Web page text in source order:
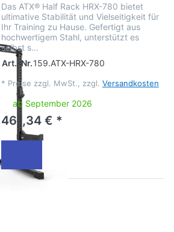
Das ATX® Half Rack HRX-780 bietet
ultimative Stabilität und Vielseitigkeit für
Ihr Training zu Hause. Gefertigt aus
hochwertigem Stahl, unterstützt es
selbst s…
Art.-Nr.159.ATX-HRX-780
* Preise zzgl. MwSt., zzgl. Versandkosten
ab September 2026
461,34 € *